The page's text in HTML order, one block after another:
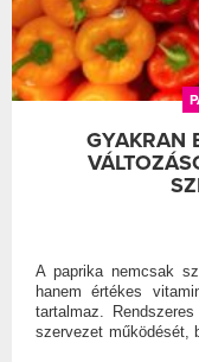
GYAKRAN
A paprika nemcsak
hanem értékes
tartalmaz.
szervezet működését,